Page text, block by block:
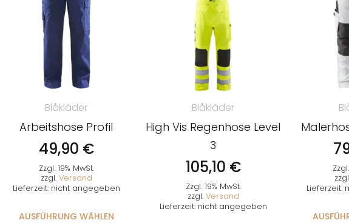
Blåkläder
Arbeitshose Profil
49,90 €
Zzgl. 19% MwSt.
zzgl. Versand
Lieferzeit: nicht angegeben
AUSFÜHRUNG WÄHLEN
Blåkläder
High Vis Regenhose Level
3
105,10 €
Zzgl. 19% MwSt.
zzgl. Versand
Lieferzeit: nicht angegeben
Lieferzeit: